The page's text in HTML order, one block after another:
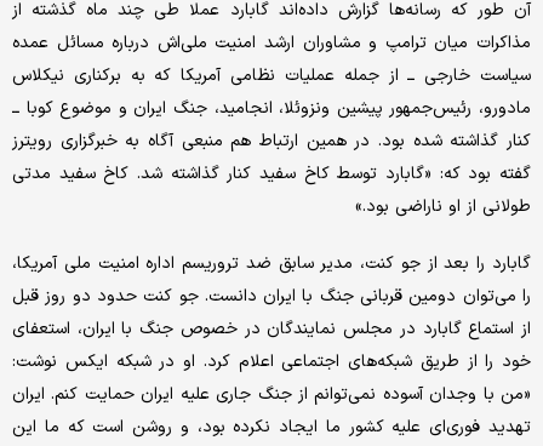
آن طور که رسانه‌ها گزارش داده‌اند گابارد عملا طی چند ماه گذشته از
مذاکرات میان ترامپ و مشاوران ارشد امنیت ملی‌اش درباره مسائل عمده
سیاست خارجی ــ از جمله عملیات نظامی آمریکا که به برکناری نیکلاس
مادورو، رئیس‌جمهور پیشین ونزوئلا، انجامید، جنگ ایران و موضوع کوبا ــ
کنار گذاشته شده بود. در همین ارتباط هم منبعی آگاه به خبرگزاری رویترز
گفته بود که: «گابارد توسط کاخ سفید کنار گذاشته شد. کاخ سفید مدتی
طولانی از او ناراضی بود.»
گابارد را بعد از جو کنت، مدیر سابق ضد تروریسم اداره امنیت ملی آمریکا،
را می‌توان دومین قربانی جنگ با ایران دانست. جو کنت حدود دو روز قبل
از استماع گابارد در مجلس نمایندگان در خصوص جنگ با ایران، استعفای
خود را از طریق شبکه‌های اجتماعی اعلام کرد. او در شبکه ایکس نوشت:
«من با وجدان آسوده نمی‌توانم از جنگ جاری علیه ایران حمایت کنم. ایران
تهدید فوری‌ای علیه کشور ما ایجاد نکرده بود، و روشن است که ما این